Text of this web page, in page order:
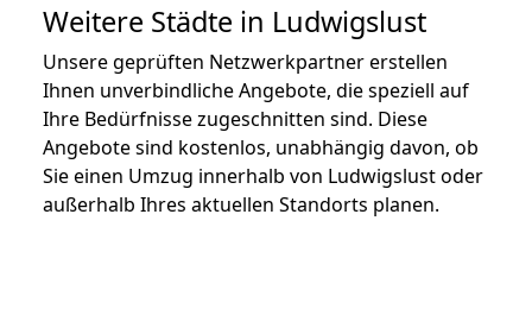
Weitere Städte in Ludwigslust
Unsere geprüften Netzwerkpartner erstellen
Ihnen unverbindliche Angebote, die speziell auf
Ihre Bedürfnisse zugeschnitten sind. Diese
Angebote sind kostenlos, unabhängig davon, ob
Sie einen Umzug innerhalb von Ludwigslust oder
außerhalb Ihres aktuellen Standorts planen.